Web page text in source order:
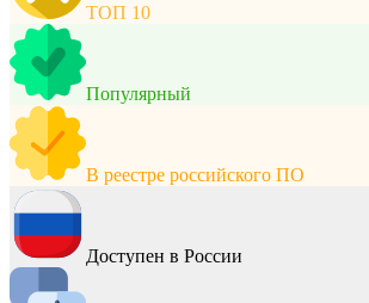
ТОП 10
Популярный
В реестре российского ПО
Доступен в России